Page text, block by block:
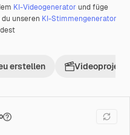
KI-Videogenerator und füge
unseren KI-Stimmengenerator
erstellen Videoprojekt